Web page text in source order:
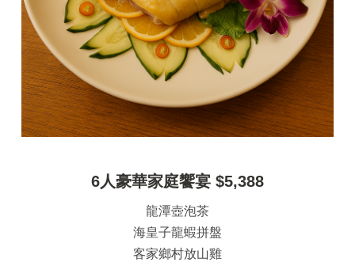
6人豪華家庭饗宴 $5,388
龍潭壺泡茶
海皇子龍蝦拼盤
客家鄉村放山雞